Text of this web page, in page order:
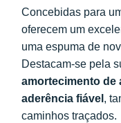
Concebidas para
oferecem um
uma espuma de
Destacam-se pela
amortecimento de
aderência fiável ,
caminhos traçados.